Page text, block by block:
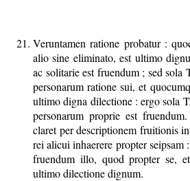
Veruntamen ratione probatur :
alio sine eliminato, est ultimo
ac solitarie est fruendum ; sed sola
personarum ratione sui, et
ultimo digna dilectione : ergo sola
personarum proprie est
claret per descriptionem fruitionis in
rei alicui inhaerere propter
fruendum illo, quod propter se,
ultimo dilectione dignum.